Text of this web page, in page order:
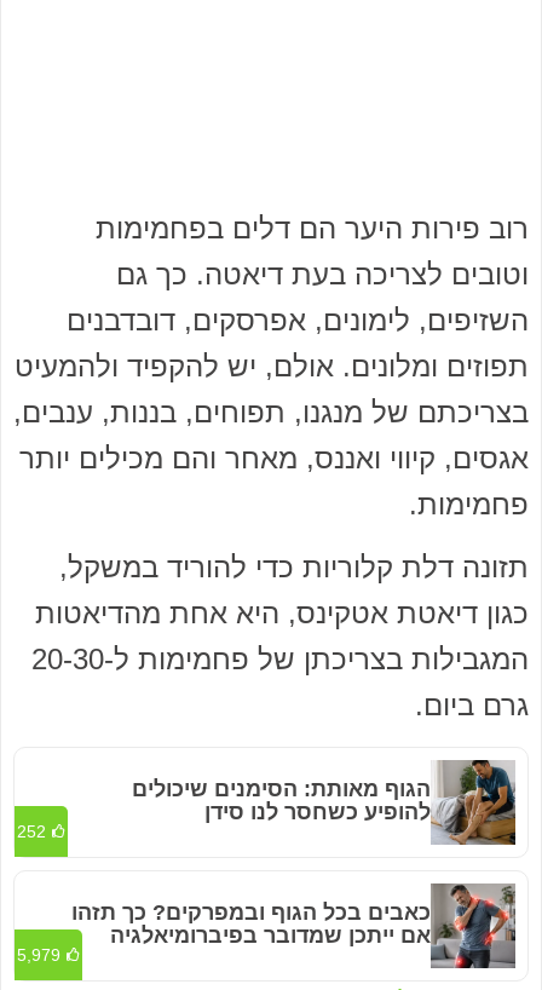
רוב פירות היער הם דלים בפחמימות
וטובים לצריכה בעת דיאטה. כך גם
השזיפים, לימונים, אפרסקים, דובדבנים
תפוזים ומלונים. אולם, יש להקפיד ולהמעיט
בצריכתם של מנגנו, תפוחים, בננות, ענבים,
אגסים, קיווי ואננס, מאחר והם מכילים יותר
פחמימות.
תזונה דלת קלוריות כדי להוריד במשקל,
כגון דיאטת אטקינס, היא אחת מהדיאטות
המגבילות בצריכתן של פחמימות ל-20-30
גרם ביום.
הגוף מאותת: הסימנים שיכולים
להופיע כשחסר לנו סידן
252
כאבים בכל הגוף ובמפרקים? כך תזהו
אם ייתכן שמדובר בפיברומיאלגיה
5,979